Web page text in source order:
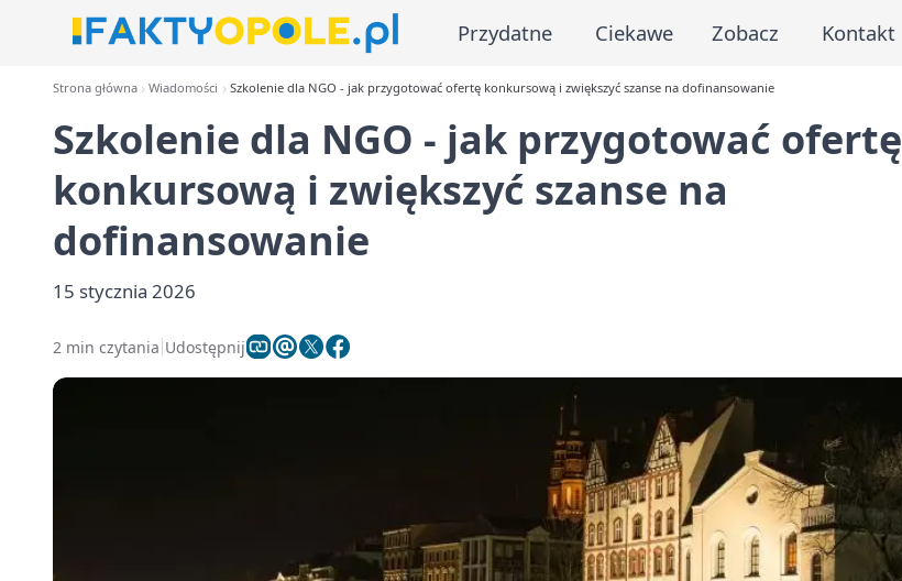
Przydatne Ciekawe Zobacz Kontakt
Strona główna Wiadomości Szkolenie dla NGO - jak przygotować ofertę konkursową i zwiększyć szanse na dofinansowanie
Szkolenie dla NGO - jak przygotować ofertę
konkursową i zwiększyć szanse na
dofinansowanie
15 stycznia 2026
2 min czytania Udostępnij